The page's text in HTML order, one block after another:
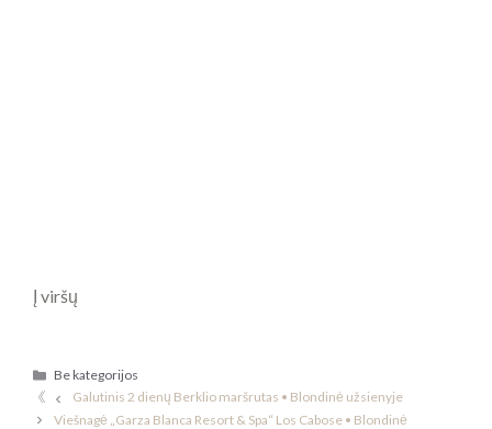
Į viršų
Kategorijos
Be kategorijos
Galutinis 2 dienų Berklio maršrutas • Blondinė užsienyje
Viešnagė „Garza Blanca Resort & Spa“ Los Cabose • Blondinė